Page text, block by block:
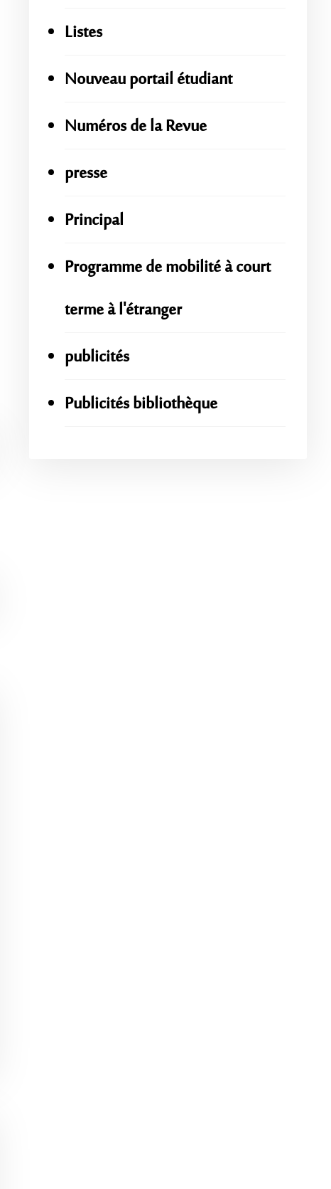
Listes
Nouveau portail étudiant
Numéros de la Revue
presse
Principal
Programme de mobilité à court
terme à l'étranger
publicités
Publicités bibliothèque